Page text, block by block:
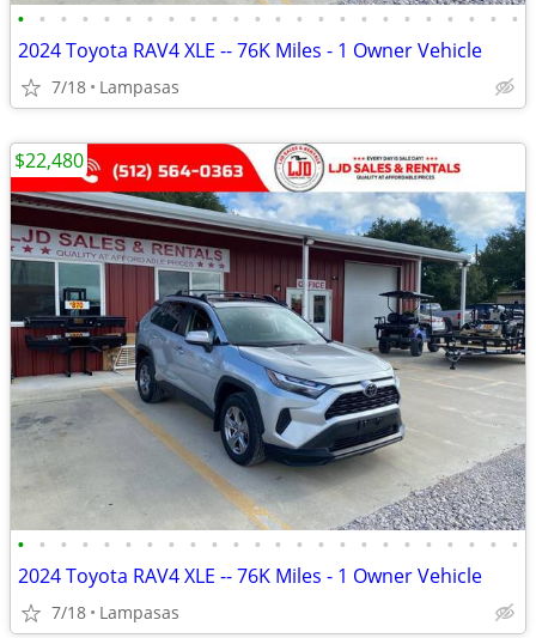
• • • • • • • • • • • • • • • • • • • • • • • •
2024 Toyota RAV4 XLE -- 76K Miles - 1 Owner Vehicle
7/18 Lampasas
• • • • • • • • • • • • • • • • • • • • • • • •
2024 Toyota RAV4 XLE -- 76K Miles - 1 Owner Vehicle
7/18 Lampasas
$22,480